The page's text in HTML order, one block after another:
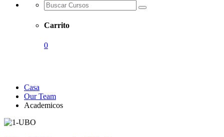
Carrito
0
Casa
Our Team
Academicos